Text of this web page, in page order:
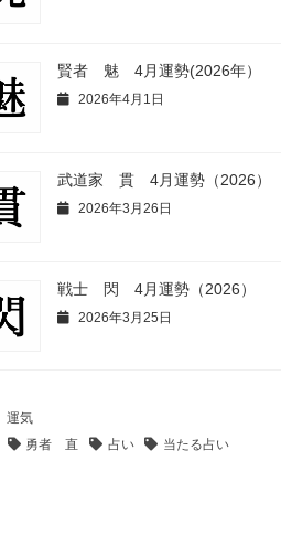
賢者 魅 4月運勢(2026年）
2026年4月1日
武道家 貫 4月運勢（2026）
2026年3月26日
戦士 閃 4月運勢（2026）
2026年3月25日
運気
勇者 直 占い 当たる占い